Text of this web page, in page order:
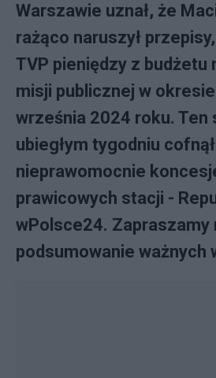
Warszawie uznał, że
rażąco naruszył
TVP pieniędzy z budżetu
misji publicznej w
września 2024 roku. Ten
ubiegłym tygodniu cofnął
nieprawomocnie
prawicowych stacji -
wPolsce24. Zapraszamy
podsumowanie ważnych